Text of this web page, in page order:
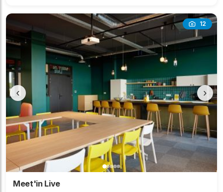
12
‹ ›
Meet'in Live